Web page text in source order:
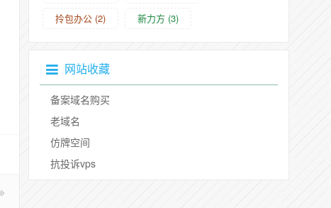
拎包办公 (2) 新力方 (3)
网站收藏
备案域名购买
老域名
仿牌空间
抗投诉vps